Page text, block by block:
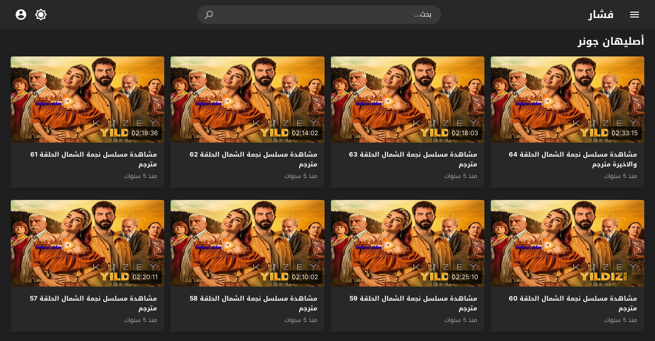
فشار
أصليهان جونر
02:33:15
مشاهدة مسلسل نجمة الشمال الحلقة 64
والاخيرة مترجم
منذ 5 سنوات
02:18:03
مشاهدة مسلسل نجمة الشمال الحلقة 63
مترجم
منذ 5 سنوات
02:14:02
مشاهدة مسلسل نجمة الشمال الحلقة 62
مترجم
منذ 5 سنوات
02:19:36
مشاهدة مسلسل نجمة الشمال الحلقة 61
مترجم
منذ 5 سنوات
مشاهدة مسلسل نجمة الشمال الحلقة 60
مترجم
منذ 5 سنوات
02:25:10
مشاهدة مسلسل نجمة الشمال الحلقة 59
مترجم
منذ 5 سنوات
02:10:02
مشاهدة مسلسل نجمة الشمال الحلقة 58
مترجم
منذ 5 سنوات
02:20:11
مشاهدة مسلسل نجمة الشمال الحلقة 57
مترجم
منذ 5 سنوات